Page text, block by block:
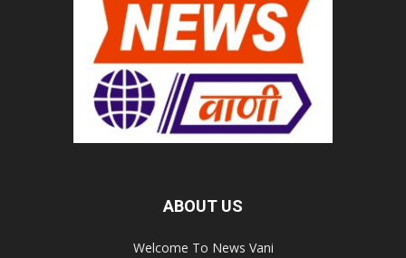
ABOUT US
Welcome To News Vani